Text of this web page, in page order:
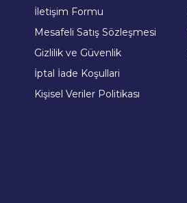
İletişim Formu
Mesafeli Satış Sözleşmesi
Gizlilik ve Güvenlik
İptal İade Koşullari
Kişisel Veriler Politikası